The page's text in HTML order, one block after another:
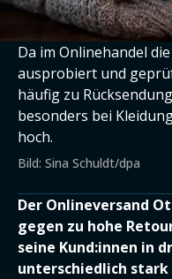
Da im Onlinehandel
ausprobiert und
häufig zu
besonders bei
hoch.
Bild: Sina Schuldt/dpa
Der Onlineversand
gegen zu hohe
seine Kund:innen in
unterschiedlich stark